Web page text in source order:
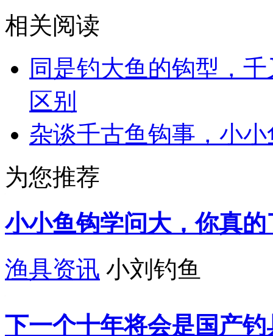
相关阅读
同是钓大鱼的钩型，
区别
杂谈千古鱼钩事，小
为您推荐
小小鱼钩学问大，你真
渔具资讯 小刘钓鱼
下一个十年将会是国产